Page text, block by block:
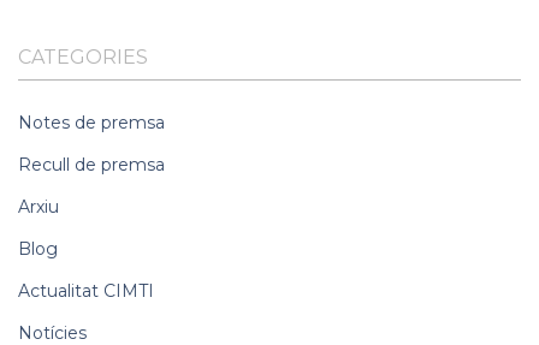
CATEGORIES
Notes de premsa
Recull de premsa
Arxiu
Blog
Actualitat CIMTI
Notícies